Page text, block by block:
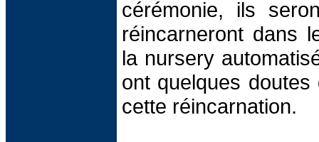
cérémonie, ils
réincarneront dans
la nursery
ont quelques
cette réincarnation.